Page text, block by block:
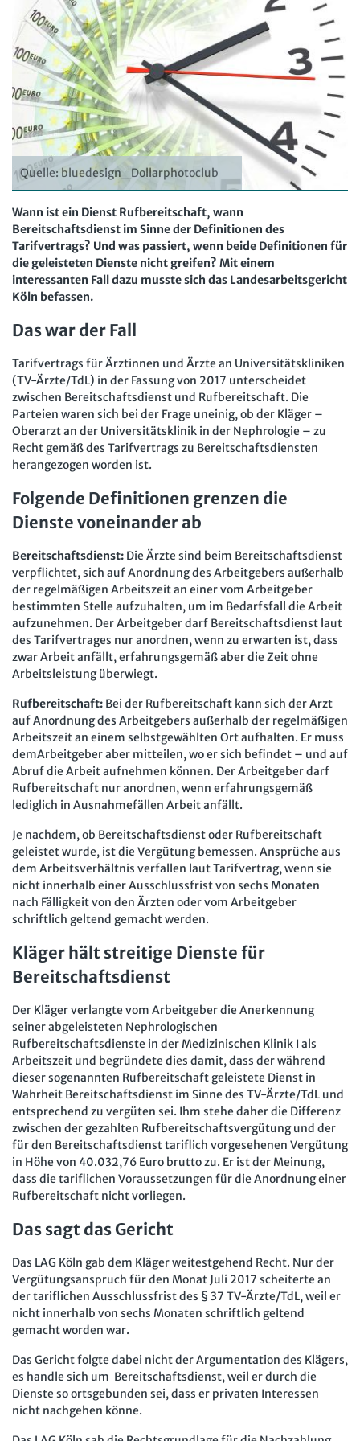
Computer und Arbeit
Gute Arbeit
Betriebsrat und Mitbestimmung
Arbeitsschutz und Mitbestimmung
Schwerbehindertenrecht und Inklusion
Mitbestimmung
Arbeit und Recht
Soziales Recht
Digitales Arbeits- und Sozialrecht
Soziale Sicherheit
Beschäftigtendatenschutz online
Personalratswissen online
Schwerbehindertenrecht online
Arbeitszeit online
KI-Praxis Arbeitsrecht online
JAV-Praxis online
Newsletter
Bund SHOP
Abo
mein Bund-Online
Presse Interne Meldestelle Verträge kündigen
Datenschutz
AGB Impressum
Kontakt
Erklärung zur Barrierefreiheit
Widerruf
Verlag
Karriere Buchhandel
Quelle: bluedesign_Dollarphotoclub
Wann ist ein Dienst Rufbereitschaft, wann
Bereitschaftsdienst im Sinne der Definitionen des
Tarifvertrags? Und was passiert, wenn beide Definitionen für
die geleisteten Dienste nicht greifen? Mit einem
interessanten Fall dazu musste sich das Landesarbeitsgericht
Köln befassen.
Das war der Fall
Tarifvertrags für Ärztinnen und Ärzte an Universitätskliniken
(TV-Ärzte/TdL) in der Fassung von 2017 unterscheidet
zwischen Bereitschaftsdienst und Rufbereitschaft. Die
Parteien waren sich bei der Frage uneinig, ob der Kläger –
Oberarzt an der Universitätsklinik in der Nephrologie – zu
Recht gemäß des Tarifvertrags zu Bereitschaftsdiensten
herangezogen worden ist.
Folgende Definitionen grenzen die
Dienste voneinander ab
Bereitschaftsdienst: Die Ärzte sind beim Bereitschaftsdienst
verpflichtet, sich auf Anordnung des Arbeitgebers außerhalb
der regelmäßigen Arbeitszeit an einer vom Arbeitgeber
bestimmten Stelle aufzuhalten, um im Bedarfsfall die Arbeit
aufzunehmen. Der Arbeitgeber darf Bereitschaftsdienst laut
des Tarifvertrages nur anordnen, wenn zu erwarten ist, dass
zwar Arbeit anfällt, erfahrungsgemäß aber die Zeit ohne
Arbeitsleistung überwiegt.
Rufbereitschaft: Bei der Rufbereitschaft kann sich der Arzt
auf Anordnung des Arbeitgebers außerhalb der regelmäßigen
Arbeitszeit an einem selbstgewählten Ort aufhalten. Er muss
demArbeitgeber aber mitteilen, wo er sich befindet – und auf
Abruf die Arbeit aufnehmen können. Der Arbeitgeber darf
Rufbereitschaft nur anordnen, wenn erfahrungsgemäß
lediglich in Ausnahmefällen Arbeit anfällt.
Je nachdem, ob Bereitschaftsdienst oder Rufbereitschaft
geleistet wurde, ist die Vergütung bemessen. Ansprüche aus
dem Arbeitsverhältnis verfallen laut Tarifvertrag, wenn sie
nicht innerhalb einer Ausschlussfrist von sechs Monaten
nach Fälligkeit von den Ärzten oder vom Arbeitgeber
schriftlich geltend gemacht werden.
Kläger hält streitige Dienste für
Bereitschaftsdienst
Der Kläger verlangte vom Arbeitgeber die Anerkennung
seiner abgeleisteten Nephrologischen
Rufbereitschaftsdienste in der Medizinischen Klinik I als
Arbeitszeit und begründete dies damit, dass der während
dieser sogenannten Rufbereitschaft geleistete Dienst in
Wahrheit Bereitschaftsdienst im Sinne des TV-Ärzte/TdL und
entsprechend zu vergüten sei. Ihm stehe daher die Differenz
zwischen der gezahlten Rufbereitschaftsvergütung und der
für den Bereitschaftsdienst tariflich vorgesehenen Vergütung
in Höhe von 40.032,76 Euro brutto zu. Er ist der Meinung,
dass die tariflichen Voraussetzungen für die Anordnung einer
Rufbereitschaft nicht vorliegen.
Das sagt das Gericht
Das LAG Köln gab dem Kläger weitestgehend Recht. Nur der
Vergütungsanspruch für den Monat Juli 2017 scheiterte an
der tariflichen Ausschlussfrist des § 37 TV-Ärzte/TdL, weil er
nicht innerhalb von sechs Monaten schriftlich geltend
gemacht worden war.
Das Gericht folgte dabei nicht der Argumentation des Klägers,
es handle sich um Bereitschaftsdienst, weil er durch die
Dienste so ortsgebunden sei, dass er privaten Interessen
nicht nachgehen könne.